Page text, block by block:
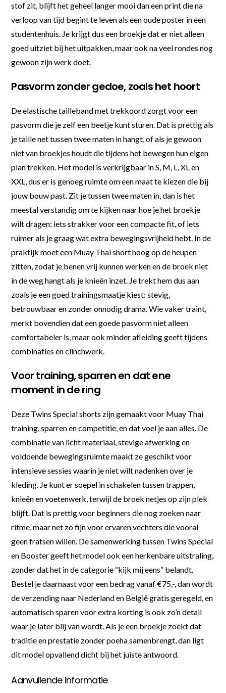
stof zit, blijft het geheel langer mooi dan een print die na
verloop van tijd begint te leven als een oude poster in een
studentenhuis. Je krijgt dus een broekje dat er niet alleen
goed uitziet bij het uitpakken, maar ook na veel rondes nog
gewoon zijn werk doet.
Pasvorm zonder gedoe, zoals het hoort
De elastische tailleband met trekkoord zorgt voor een
pasvorm die je zelf een beetje kunt sturen. Dat is prettig als
je taille net tussen twee maten in hangt, of als je gewoon
niet van broekjes houdt die tijdens het bewegen hun eigen
plan trekken. Het model is verkrijgbaar in S, M, L, XL en
XXL, dus er is genoeg ruimte om een maat te kiezen die bij
jouw bouw past. Zit je tussen twee maten in, dan is het
meestal verstandig om te kijken naar hoe je het broekje
wilt dragen: iets strakker voor een compacte fit, of iets
ruimer als je graag wat extra bewegingsvrijheid hebt. In de
praktijk moet een Muay Thai short hoog op de heupen
zitten, zodat je benen vrij kunnen werken en de broek niet
in de weg hangt als je knieën inzet. Je trekt hem dus aan
zoals je een goed trainingsmaatje kiest: stevig,
betrouwbaar en zonder onnodig drama. Wie vaker traint,
merkt bovendien dat een goede pasvorm niet alleen
comfortabeler is, maar ook minder afleiding geeft tijdens
combinaties en clinchwerk.
Voor training, sparren en dat ene
moment in de ring
Deze Twins Special shorts zijn gemaakt voor Muay Thai
training, sparren en competitie, en dat voel je aan alles. De
combinatie van licht materiaal, stevige afwerking en
voldoende bewegingsruimte maakt ze geschikt voor
intensieve sessies waarin je niet wilt nadenken over je
kleding. Je kunt er soepel in schakelen tussen trappen,
knieën en voetenwerk, terwijl de broek netjes op zijn plek
blijft. Dat is prettig voor beginners die nog zoeken naar
ritme, maar net zo fijn voor ervaren vechters die vooral
geen fratsen willen. De samenwerking tussen Twins Special
en Booster geeft het model ook een herkenbare uitstraling,
zonder dat het in de categorie “kijk mij eens” belandt.
Bestel je daarnaast voor een bedrag vanaf €75,-, dan wordt
de verzending naar Nederland en België gratis geregeld, en
automatisch sparen voor extra korting is ook zo’n detail
waar je later blij van wordt. Als je een broekje zoekt dat
traditie en prestatie zonder poeha samenbrengt, dan ligt
dit model opvallend dicht bij het juiste antwoord.
Aanvullende informatie